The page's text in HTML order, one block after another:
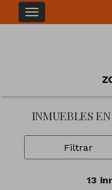
INMUEBLES
Filtrar
13